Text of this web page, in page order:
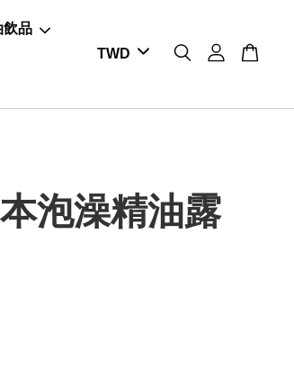
飲品
泡澡精油露